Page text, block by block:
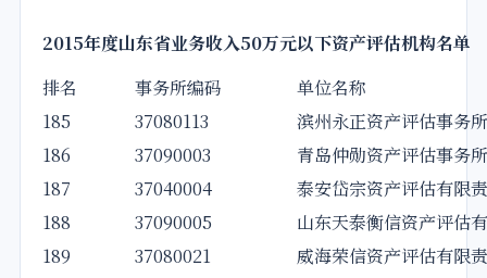
2015年度山东省业务收入50万元以下资产评估机构名单
排名
事务所编码
单位名称
185
37080113
滨州永正资产评估事务所
186
37090003
青岛仲勋资产评估事务所
187
37040004
泰安岱宗资产评估有限
188
37090005
山东天泰衡信资产评
189
37080021
威海荣信资产评估有限